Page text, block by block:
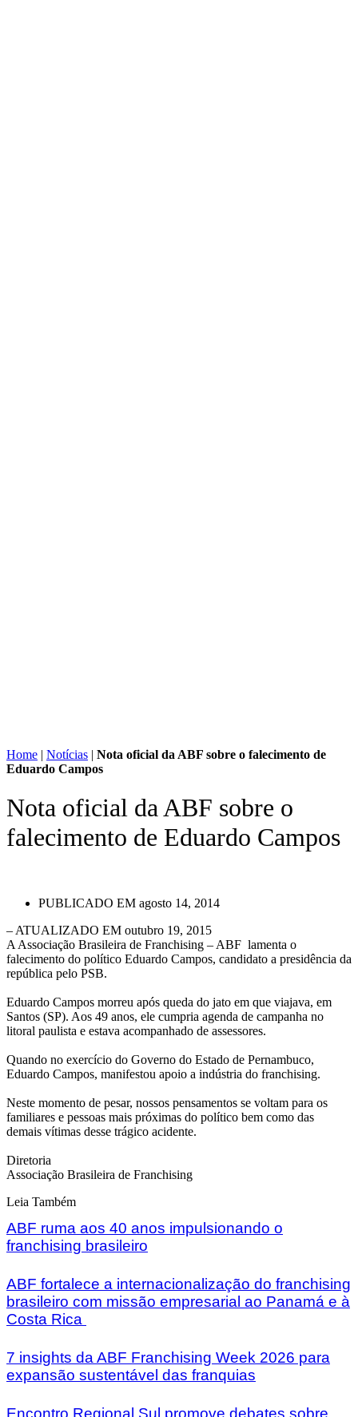
Home | Notícias | Nota oficial da ABF sobre o falecimento de
Eduardo Campos
Nota oficial da ABF sobre o
falecimento de Eduardo Campos
PUBLICADO EM agosto 14, 2014
– ATUALIZADO EM outubro 19, 2015
A Associação Brasileira de Franchising – ABF lamenta o
falecimento do político Eduardo Campos, candidato a presidência da
república pelo PSB.
Eduardo Campos morreu após queda do jato em que viajava, em
Santos (SP). Aos 49 anos, ele cumpria agenda de campanha no
litoral paulista e estava acompanhado de assessores.
Quando no exercício do Governo do Estado de Pernambuco,
Eduardo Campos, manifestou apoio a indústria do franchising.
Neste momento de pesar, nossos pensamentos se voltam para os
familiares e pessoas mais próximas do político bem como das
demais vítimas desse trágico acidente.
Diretoria
Associação Brasileira de Franchising
Leia Também
ABF ruma aos 40 anos impulsionando o
franchising brasileiro
ABF fortalece a internacionalização do franchising
brasileiro com missão empresarial ao Panamá e à
Costa Rica
7 insights da ABF Franchising Week 2026 para
expansão sustentável das franquias
Encontro Regional Sul promove debates sobre